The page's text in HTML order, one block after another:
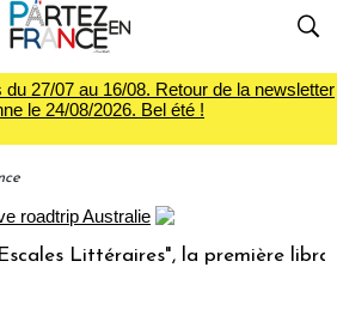
27/07 au 16/08. Retour de la newsletter
le 24/08/2026. Bel été !
Littéraires", la première librairie